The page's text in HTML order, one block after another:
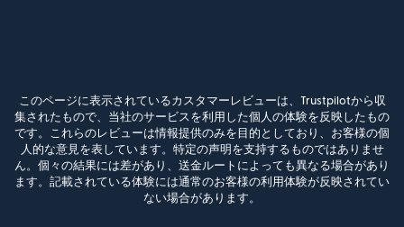
このページに表示されているカスタマーレビューは、Trustpilotから収
集されたもので、当社のサービスを利用した個人の体験を反映したもの
です。これらのレビューは情報提供のみを目的としており、お客様の個
人的な意見を表しています。特定の声明を支持するものではありませ
ん。個々の結果には差があり、送金ルートによっても異なる場合があり
ます。記載されている体験には通常のお客様の利用体験が反映されてい
ない場合があります。